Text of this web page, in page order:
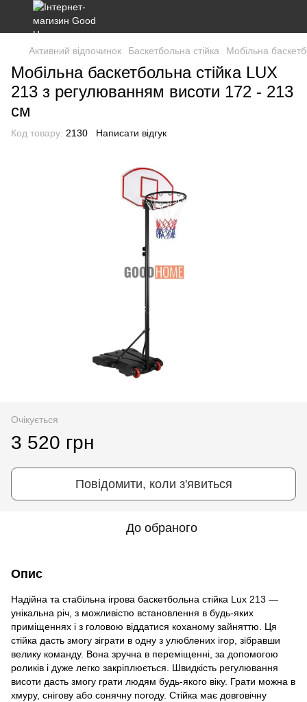
Активний відпочинок Баскетбольна стійка Мобільна
Мобільна баскетбольна стійка LUX
213 з регулюванням висоти 172 - 213
см
Код товару: 2130 Написати відгук
Очікується
3 520 грн
Повідомити, коли з'явиться
До обраного
Опис
Надійна та стабільна ігрова баскетбольна стійка Lux 213 —
унікальна річ, з можливістю встановлення в будь-яких
приміщеннях і з головою віддатися коханому зайняттю. Ця
стійка дасть змогу зіграти в одну з улюблених ігор, зібравши
велику команду. Вона зручна в переміщенні, за допомогою
роликів і дуже легко закріплюється. Швидкість регулювання
висоти дасть змогу грати людям будь-якого віку. Грати можна в
хмуру, снігову або сонячну погоду. Стійка має довговічну